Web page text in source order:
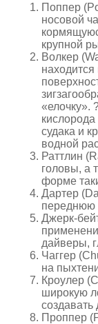
Поппер
носовой
крупной
Волкер
находится
«елочку».
судака и
водной
Раттлин
головы, а
форме
Дартер
переднюю
Джерк-
дайверы,
Чаггер
на
Кроулер
широкую
Проппер